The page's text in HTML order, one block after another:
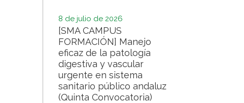
8 de julio de 2026
[SMA CAMPUS
FORMACIÓN] Manejo
eficaz de la patología
digestiva y vascular
urgente en sistema
sanitario público andaluz
(Quinta Convocatoria)